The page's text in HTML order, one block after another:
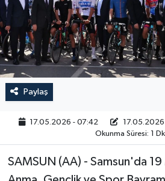
Paylaş
17.05.2026 - 07:42
Okunma Süresi: 1 Dk
SAMSUN (AA) - Samsun'da